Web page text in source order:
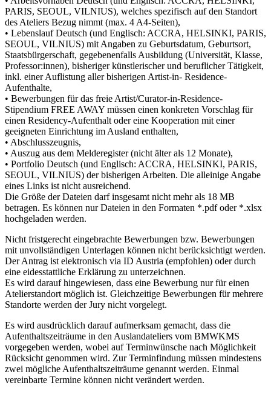
PARIS, SEOUL, VILNIUS), welches spezifisch auf den Standort
des Ateliers Bezug nimmt (max. 4 A4-Seiten),
• Lebenslauf Deutsch (und Englisch: ACCRA, HELSINKI, PARIS,
SEOUL, VILNIUS) mit Angaben zu Geburtsdatum, Geburtsort,
Staatsbürgerschaft, gegebenenfalls Ausbildung (Universität, Klasse,
Professor:innen), bisheriger künstlerischer und beruflicher Tätigkeit,
inkl. einer Auflistung aller bisherigen Artist-in- Residence-
Aufenthalte,
• Bewerbungen für das freie Artist/Curator-in-Residence-
Stipendium FREE AWAY müssen einen konkreten Vorschlag für
einen Residency-Aufenthalt oder eine Kooperation mit einer
geeigneten Einrichtung im Ausland enthalten,
• Abschlusszeugnis,
• Auszug aus dem Melderegister (nicht älter als 12 Monate),
• Portfolio Deutsch (und Englisch: ACCRA, HELSINKI, PARIS,
SEOUL, VILNIUS) der bisherigen Arbeiten. Die alleinige Angabe
eines Links ist nicht ausreichend.
Die Größe der Dateien darf insgesamt nicht mehr als 18 MB
betragen. Es können nur Dateien in den Formaten *.pdf oder *.xlsx
hochgeladen werden.
Nicht fristgerecht eingebrachte Bewerbungen bzw. Bewerbungen
mit unvollständigen Unterlagen können nicht berücksichtigt werden.
Der Antrag ist elektronisch via ID Austria (empfohlen) oder durch
eine eidesstattliche Erklärung zu unterzeichnen.
Es wird darauf hingewiesen, dass eine Bewerbung nur für einen
Atelierstandort möglich ist. Gleichzeitige Bewerbungen für mehrere
Standorte werden der Jury nicht vorgelegt.
Es wird ausdrücklich darauf aufmerksam gemacht, dass die
Aufenthaltszeiträume in den Auslandateliers vom BMWKMS
vorgegeben werden, wobei auf Terminwünsche nach Möglichkeit
Rücksicht genommen wird. Zur Terminfindung müssen mindestens
zwei mögliche Aufenthaltszeiträume genannt werden. Einmal
vereinbarte Termine können nicht verändert werden.